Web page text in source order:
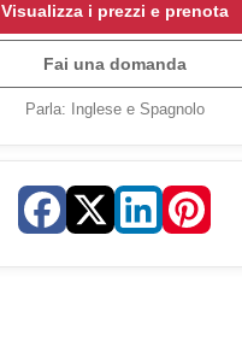
Visualizza i prezzi e prenota
Fai una domanda
Parla: Inglese e Spagnolo